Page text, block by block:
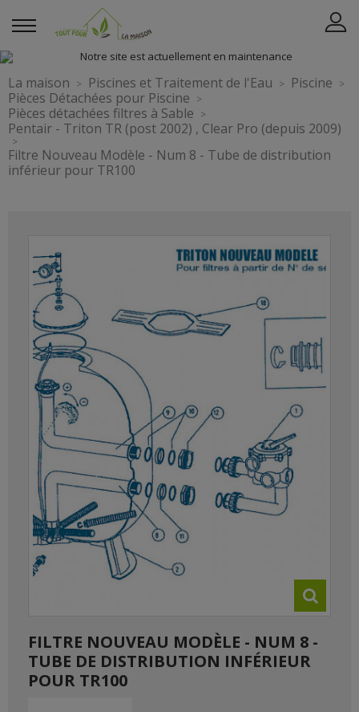
La maison Piscines et Traitement de l'Eau
Piscine
Pièces Détachées pour Piscine
Pièces détachées filtres à Sable
Pentair - Triton TR (post 2002) , Clear Pro (depuis 2009)
Filtre Nouveau Modèle - Num 8 - Tube de distribution
inférieur pour TR100
FILTRE NOUVEAU MODÈLE - NUM 8 -
TUBE DE DISTRIBUTION INFÉRIEUR
POUR TR100